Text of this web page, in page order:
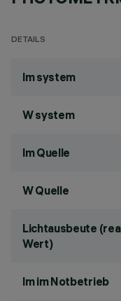
DETAILS
lm system
W system
lm Quelle
W Quelle
Lichtausbeute
Wert)
lm im Notbetrieb